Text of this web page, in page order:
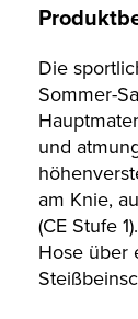
Die
Sommer-
und
am Knie,
(CE Stufe
Hose über